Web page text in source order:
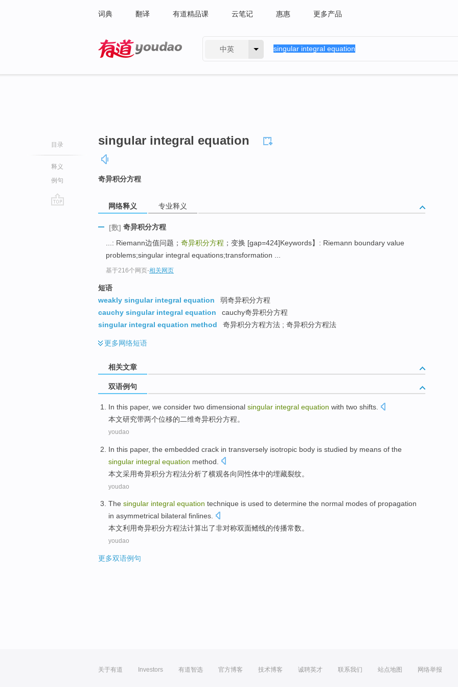
词典 翻译 有道精品课 云笔记 惠惠 更多产品
中英
目录
释义
例句
singular integral equation
奇异积分方程
网络释义 专业释义
[数] 奇异积分方程
...: Riemann边值问题； 奇异积分方程 ；变换 [gap=424]Keywords】: Riemann boundary value
problems;singular integral equations;transformation ...
基于216个网页-相关网页
短语
weakly singular integral equation
弱奇异积分方程
cauchy singular integral equation
cauchy奇异积分方程
singular integral equation method
奇异积分方程方法 ; 奇异积分方程法
更多网络短语
相关文章
双语例句
In this paper, we consider two dimensional singular integral equation with two shifts
本文研究带两个位移的二维奇异积分方程。
youdao
In this paper, the embedded crack in transversely isotropic body is studied by means of the
singular integral equation method
本文采用奇异积分方程法分析了横观各向同性体中的埋藏裂纹。
youdao
The singular integral equation technique is used to determine the normal modes of propagation
in asymmetrical bilateral finlines.
本文利用奇异积分方程法计算出了非对称双面鳍线的传播常数。
youdao
更多双语例句
关于有道 Investors 有道智选 官方博客 技术博客 诚聘英才 联系我们 站点地图 网络举报